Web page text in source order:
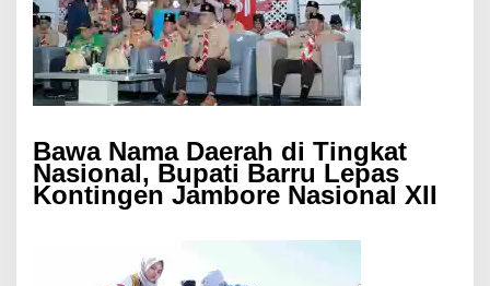
Bawa Nama Daerah di Tingkat
Nasional, Bupati Barru Lepas
Kontingen Jambore Nasional XII